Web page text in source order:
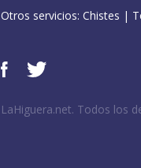
Otros servicios: Chistes |
LaHiguera.net. Todos los